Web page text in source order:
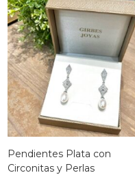
Pendientes Plata con
Circonitas y Perlas